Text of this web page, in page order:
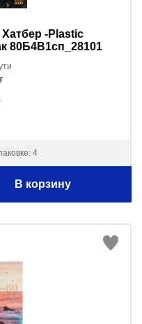
-Plastic
80Б4В1сп_28101
4
В корзину